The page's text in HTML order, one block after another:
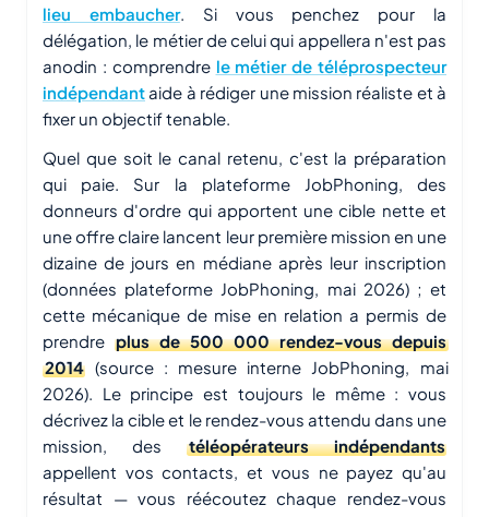
lieu embaucher. Si vous penchez pour la
délégation, le métier de celui qui appellera n'est pas
anodin : comprendre le métier de téléprospecteur
indépendantaide à rédiger une mission réaliste et à
fixer un objectif tenable.
Quel que soit le canal retenu, c'est la préparation
qui paie. Sur la plateforme JobPhoning, des
donneurs d'ordre qui apportent une cible nette et
une offre claire lancent leur première mission en une
dizaine de jours en médiane après leur inscription
(données plateforme JobPhoning, mai 2026) ; et
cette mécanique de mise en relation a permis de
prendre plus de 500 000 rendez-vous depuis
2014 (source : mesure interne JobPhoning, mai
2026). Le principe est toujours le même : vous
décrivez la cible et le rendez-vous attendu dans une
mission, des téléopérateurs indépendants
appellent vos contacts, et vous ne payez qu'au
résultat — vous réécoutez chaque rendez-vous